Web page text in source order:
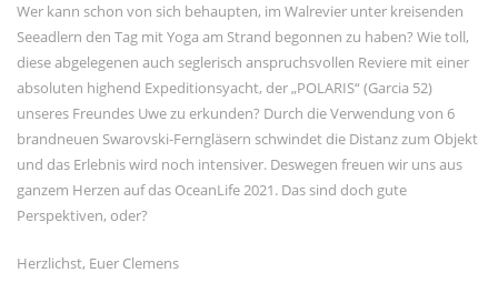
Wer kann schon von sich behaupten, im Walrevier unter kreisenden
Seeadlern den Tag mit Yoga am Strand begonnen zu haben? Wie toll,
diese abgelegenen auch seglerisch anspruchsvollen Reviere mit einer
absoluten highend Expeditionsyacht, der „POLARIS“ (Garcia 52)
unseres Freundes Uwe zu erkunden? Durch die Verwendung von 6
brandneuen Swarovski-Ferngläsern schwindet die Distanz zum Objekt
und das Erlebnis wird noch intensiver. Deswegen freuen wir uns aus
ganzem Herzen auf das OceanLife 2021. Das sind doch gute
Perspektiven, oder?
Herzlichst, Euer Clemens